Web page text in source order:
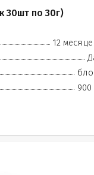
30шт по 30г)
12
900